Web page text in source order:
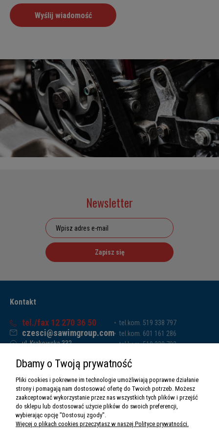
Newsletter
Zapisz się
Kontakt
tel./fax 12 270 36 50
czesci@sawimgroup.com
ul. Krakowska 332,
Sawim Group Mariusz Zdyb sp. k.
NIP: 5130284470
REGON: 5246591010
tel.kom. 519 338 797
tel.kom. 601 161 286
tel.kom. 519 338 793
Dbamy o Twoją prywatność
Pliki cookies i pokrewne im technologie umożliwiają poprawne działanie
strony i pomagają nam dostosować ofertę do Twoich potrzeb. Możesz
zaakceptować wykorzystanie przez nas wszystkich tych plików i przejść
do sklepu lub dostosować użycie plików do swoich preferencji,
wybierając opcję "Dostosuj zgody".
Więcej o plikach cookies przeczytasz w naszej Polityce prywatności.